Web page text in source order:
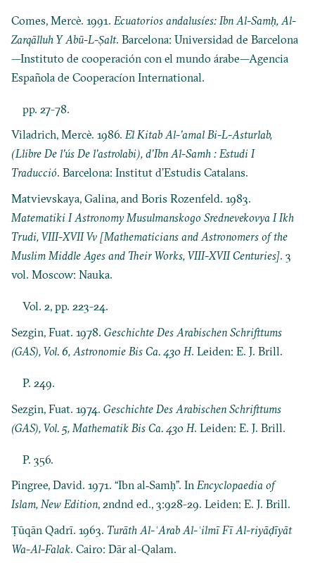
Comes, Mercè. 1991. Ecuatorios andalusíes: Ibn Al-Samḥ, Al-
Zarqālluh Y Abū-L-Ṣalt. Barcelona: Universidad de Barcelona
—Instituto de cooperación con el mundo árabe—Agencia
Española de Cooperacíon International.
pp. 27-78.
Viladrich, Mercè. 1986.El Kitab Al-’amal Bi-L-Asturlab,
(Llibre De l’ús De l’astrolabi), d’Ibn Al-Samh : Estudi I
Traducció. Barcelona: Institut d’Estudis Catalans.
Matvievskaya, Galina, and Boris Rozenfeld. 1983.
Matematiki I Astronomy Musulmanskogo Srednevekovya I Ikh
Trudi, VIII-XVII Vv [Mathematicians and Astronomers of the
Muslim Middle Ages and Their Works, VIII-XVII Centuries]. 3
vol. Moscow: Nauka.
Vol. 2, pp. 223-24.
Sezgin, Fuat. 1978.Geschichte Des Arabischen Schrifttums
(GAS), Vol. 6, Astronomie Bis Ca. 430 H. Leiden: E. J. Brill.
P. 249.
Sezgin, Fuat. 1974.Geschichte Des Arabischen Schrifttums
(GAS), Vol. 5, Mathematik Bis Ca. 430 H. Leiden: E. J. Brill.
P. 356.
Pingree, David. 1971. “Ibn al‐Samḥ”. InEncyclopaedia of
Islam, New Edition, 2ndnd ed., 3:928-29. Leiden: E. J. Brill.
Ṭūqān Qadrī. 1963. Turāth Al-ʿArab Al-ʿilmī Fī Al-riyāḍīyāt
Wa-Al-Falak. Cairo: Dār al-Qalam.